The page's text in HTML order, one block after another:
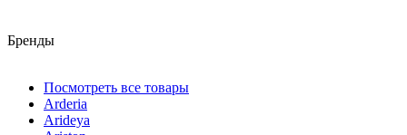
Бренды
Посмотреть все товары
Arderia
Arideya